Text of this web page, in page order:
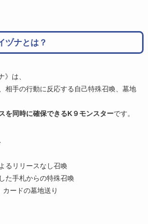
ヅナとは？
》は、
相手の行動に反応する自己特殊召喚、墓地
を同時に確保できるK９モンスターです。
るリリースなし召喚
た手札からの特殊召喚
カードの墓地送り